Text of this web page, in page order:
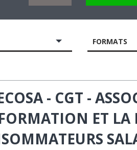
FORMATS
- CGT -
ET LA